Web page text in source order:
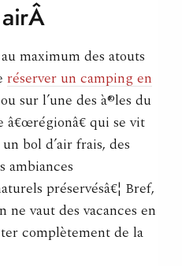
airÂ
maximum des atouts
réserver un camping en
sur l’une des à®les du
qui se vit
bol d’air frais, des
ambiances
préservésâ€¦ Bref,
ne vaut des vacances en
complètement de la